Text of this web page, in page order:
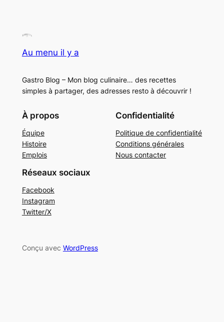
Au menu il y a
Gastro Blog – Mon blog culinaire… des recettes
simples à partager, des adresses resto à découvrir !
À propos
Équipe
Histoire
Emplois
Confidentialité
Politique de confidentialité
Conditions générales
Nous contacter
Réseaux sociaux
Facebook
Instagram
Twitter/X
Conçu avec WordPress